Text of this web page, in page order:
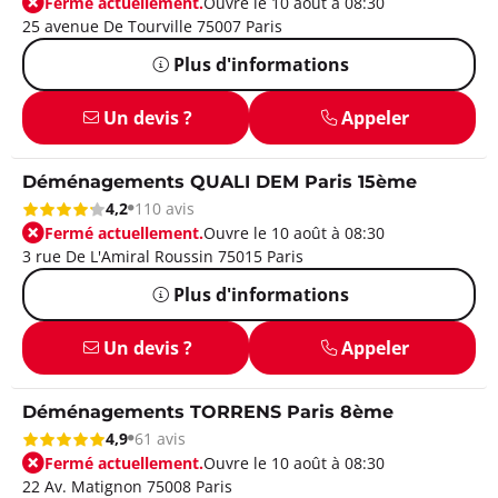
25 avenue De Tourville 75007 Paris
Plus d'informations
Un devis ? Appeler
Déménagements QUALI DEM Paris 15ème
4,2 110 avis
Fermé actuellement.Ouvre le 10 août à 08:30
3 rue De L'Amiral Roussin 75015 Paris
Plus d'informations
Un devis ? Appeler
Déménagements TORRENS Paris 8ème
4,9 61 avis
Fermé actuellement.Ouvre le 10 août à 08:30
22 Av. Matignon 75008 Paris